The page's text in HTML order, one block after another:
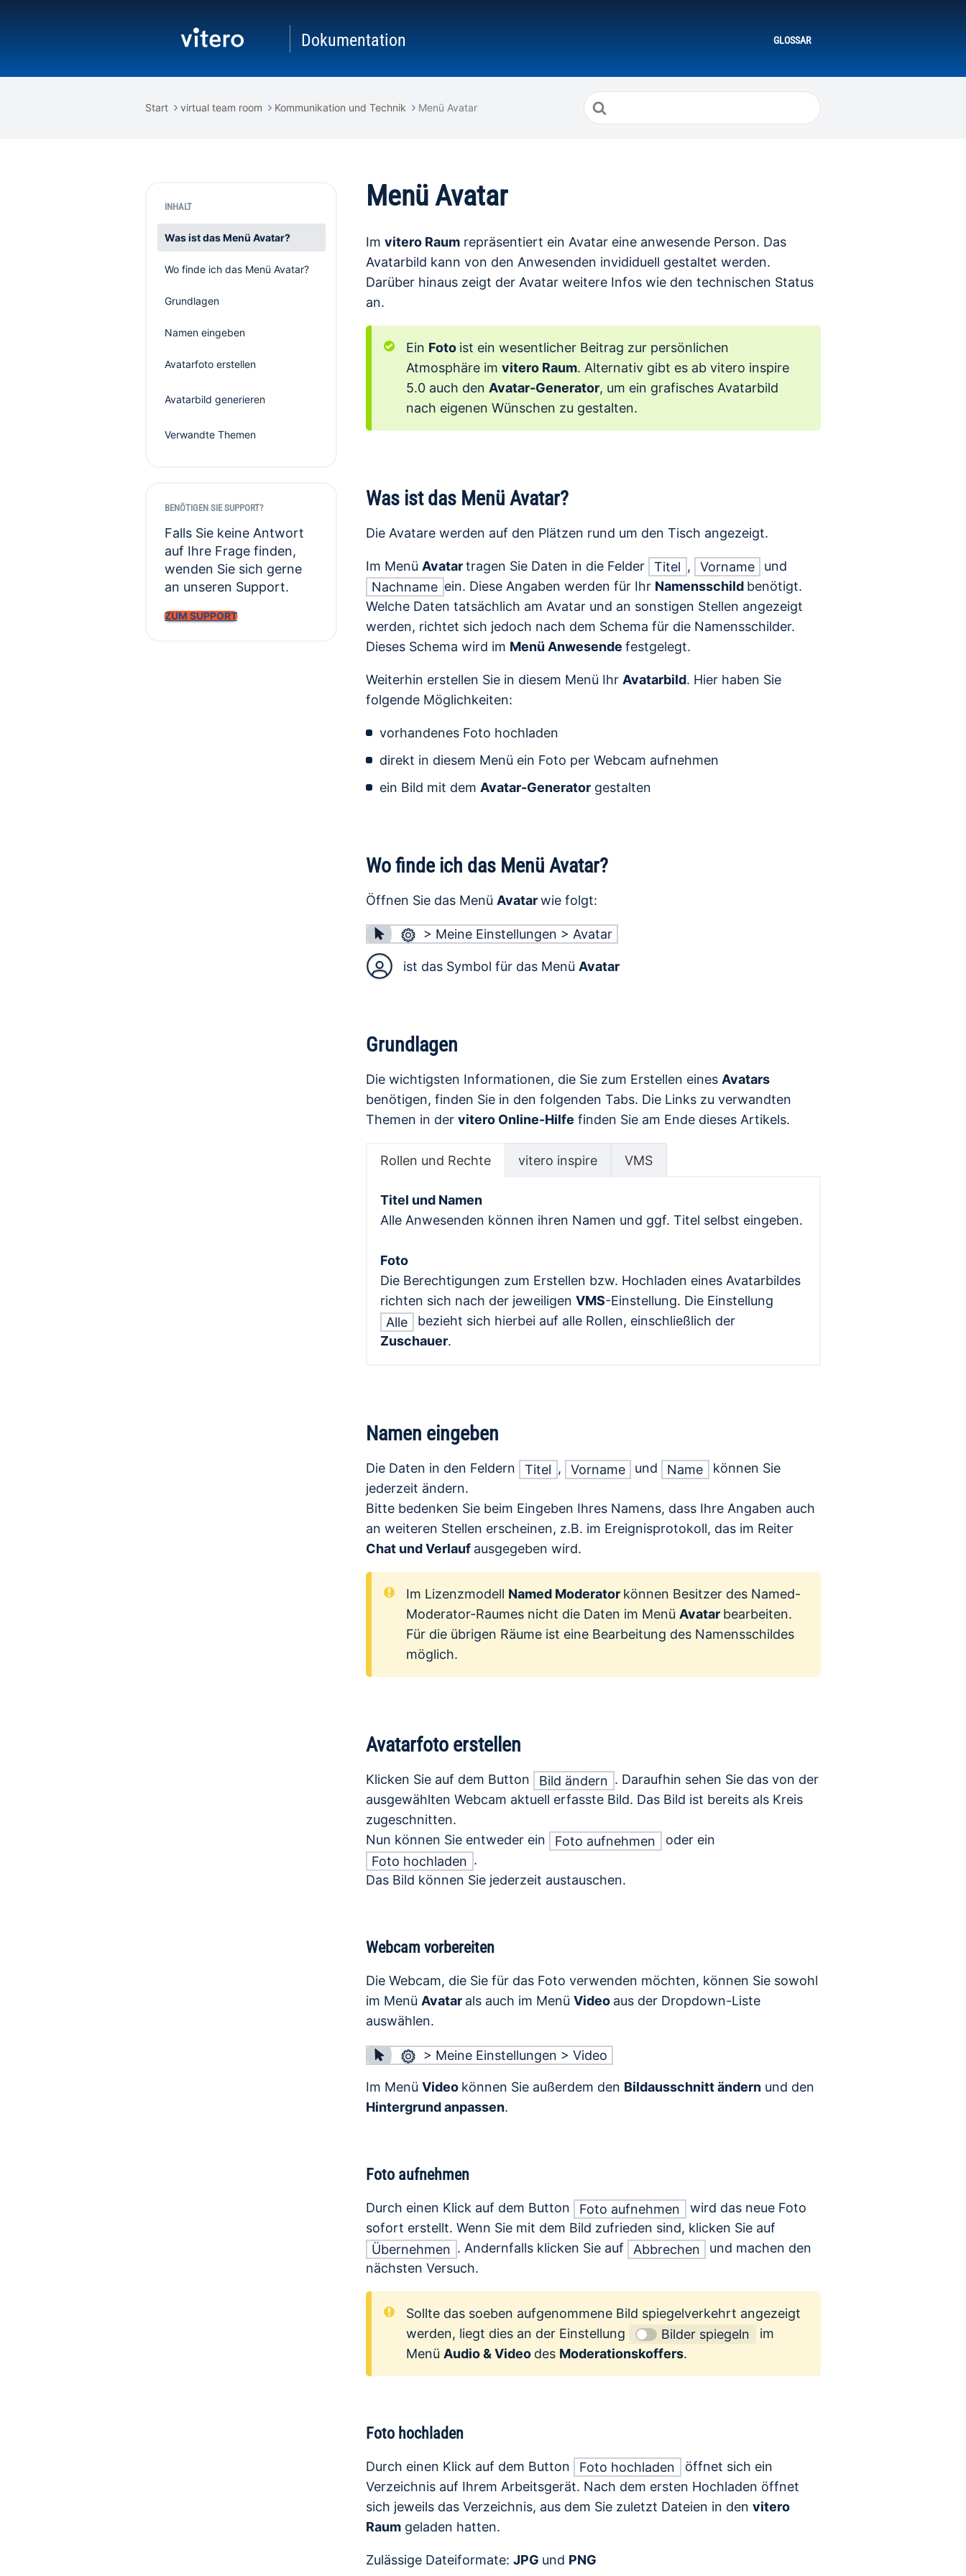
Dokumentation GLOSSAR
Start virtual team room Kommunikation und Technik Menü Avatar
Suche
nach
INHALT
Was ist das Menü Avatar?
Wo finde ich das Menü Avatar?
Grundlagen
Namen eingeben
Avatarfoto erstellen
Avatarbild generieren
Verwandte Themen
BENÖTIGEN SIE SUPPORT?
Falls Sie keine Antwort
auf Ihre Frage finden,
wenden Sie sich gerne
an unseren Support.
ZUM SUPPORT
Menü Avatar
Im vitero Raum repräsentiert ein Avatar eine anwesende Person. Das
Avatarbild kann von den Anwesenden invididuell gestaltet werden.
Darüber hinaus zeigt der Avatar weitere Infos wie den technischen Status
an.
Ein Foto ist ein wesentlicher Beitrag zur persönlichen
Atmosphäre im vitero Raum. Alternativ gibt es ab vitero inspire
5.0 auch den Avatar-Generator, um ein grafisches Avatarbild
nach eigenen Wünschen zu gestalten.
Was ist das Menü Avatar?
Die Avatare werden auf den Plätzen rund um den Tisch angezeigt.
Im Menü Avatartragen Sie Daten in die Felder Titel , Vorname
und
Nachname ein. Diese Angaben werden für Ihr Namensschild benötigt.
Welche Daten tatsächlich am Avatar und an sonstigen Stellen angezeigt
werden, richtet sich jedoch nach dem Schema für die Namensschilder.
Dieses Schema wird im Menü Anwesende festgelegt.
Weiterhin erstellen Sie in diesem Menü Ihr Avatarbild. Hier haben Sie
folgende Möglichkeiten:
vorhandenes Foto hochladen
direkt in diesem Menü ein Foto per Webcam aufnehmen
ein Bild mit dem Avatar-Generator gestalten
Wo finde ich das Menü Avatar?
Öffnen Sie das Menü Avatarwie folgt:
> Meine Einstellungen > Avatar
ist das Symbol für das Menü Avatar
Grundlagen
Die wichtigsten Informationen, die Sie zum Erstellen eines Avatars
benötigen, finden Sie in den folgenden Tabs. Die Links zu verwandten
Themen in der vitero Online-Hilfe finden Sie am Ende dieses Artikels.
Rollen und Rechte vitero inspire VMS
Titel und Namen
Alle Anwesenden können ihren Namen und ggf. Titel selbst eingeben.
Foto
Die Berechtigungen zum Erstellen bzw. Hochladen eines Avatarbildes
richten sich nach der jeweiligen VMS-Einstellung. Die Einstellung
Alle
bezieht sich hierbei auf alle Rollen, einschließlich der
Zuschauer.
Namen eingeben
Die Daten in den Feldern Titel , Vorname und Name
können Sie
jederzeit ändern.
Bitte bedenken Sie beim Eingeben Ihres Namens, dass Ihre Angaben auch
an weiteren Stellen erscheinen, z.B. im Ereignisprotokoll, das im Reiter
Chat und Verlauf ausgegeben wird.
Im Lizenzmodell Named Moderator können Besitzer des Named-
Moderator-Raumes nicht die Daten im Menü Avatar bearbeiten.
Für die übrigen Räume ist eine Bearbeitung des Namensschildes
möglich.
Avatarfoto erstellen
Klicken Sie auf dem Button Bild ändern . Daraufhin sehen Sie das von der
ausgewählten Webcam aktuell erfasste Bild. Das Bild ist bereits als Kreis
zugeschnitten.
Nun können Sie entweder ein
Foto aufnehmen
oder ein
Foto hochladen .
Das Bild können Sie jederzeit austauschen.
Webcam vorbereiten
Die Webcam, die Sie für das Foto verwenden möchten, können Sie sowohl
im Menü Avatar als auch im Menü Video aus der Dropdown-Liste
auswählen.
> Meine Einstellungen > Video
Im Menü Video können Sie außerdem den Bildausschnitt ändern und den
Hintergrund anpassen.
Foto aufnehmen
Durch einen Klick auf dem Button Foto aufnehmen
wird das neue Foto
sofort erstellt. Wenn Sie mit dem Bild zufrieden sind, klicken Sie auf
Übernehmen . Andernfalls klicken Sie auf Abbrechen
und machen den
nächsten Versuch.
Sollte das soeben aufgenommene Bild spiegelverkehrt angezeigt
werden, liegt dies an der Einstellung
Bilder spiegeln
im
Menü Audio & Video des Moderationskoffers.
Foto hochladen
Durch einen Klick auf dem Button Foto hochladen
öffnet sich ein
Verzeichnis auf Ihrem Arbeitsgerät. Nach dem ersten Hochladen öffnet
sich jeweils das Verzeichnis, aus dem Sie zuletzt Dateien in den vitero
Raum geladen hatten.
Zulässige Dateiformate: JPG und PNG